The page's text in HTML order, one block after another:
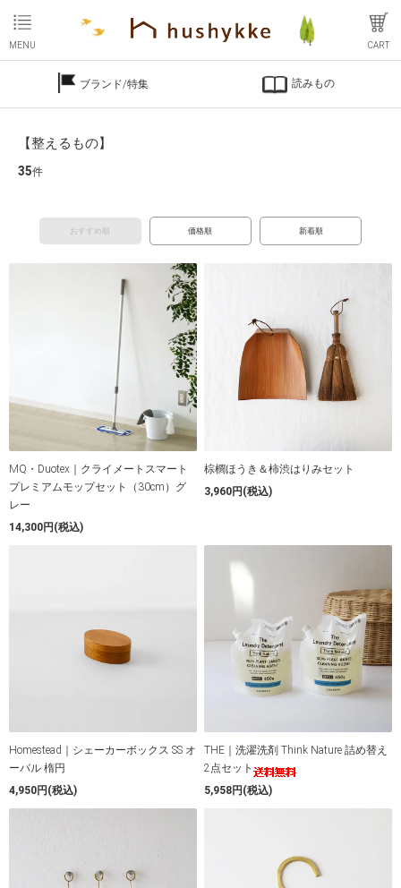
MENU CART
ブランド/特集 読みもの
【整えるもの】
35件
おすすめ順 価格順 新着順
MQ・Duotex｜クライメートスマート
プレミアムモップセット（30cm）グ
レー
14,300円(税込)
棕櫚ほうき＆柿渋はりみセット
3,960円(税込)
Homestead｜シェーカーボックス SS オ
ーバル 楕円
4,950円(税込)
THE｜洗濯洗剤 Think Nature 詰め替え
2点セット
5,958円(税込)